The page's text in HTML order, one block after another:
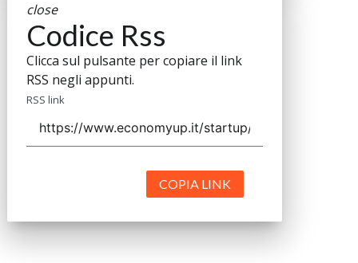
close
Codice Rss
Clicca sul pulsante per copiare il link
RSS negli appunti.
RSS link
COPIA LINK